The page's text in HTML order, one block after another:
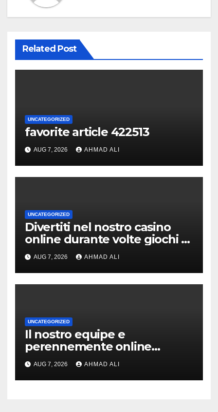
Related Post
UNCATEGORIZED
favorite article 422513
AUG 7, 2026 AHMAD ALI
UNCATEGORIZED
Divertiti nel nostro casino
online durante volte giochi di
slot-machine oltre a
coinvolgenti
AUG 7, 2026 AHMAD ALI
UNCATEGORIZED
Il nostro equipe e
perennemente online
addirittura, nell’eventualita
che dovuto, possiamo
aiutarti rapidamente nella
AUG 7, 2026 AHMAD ALI